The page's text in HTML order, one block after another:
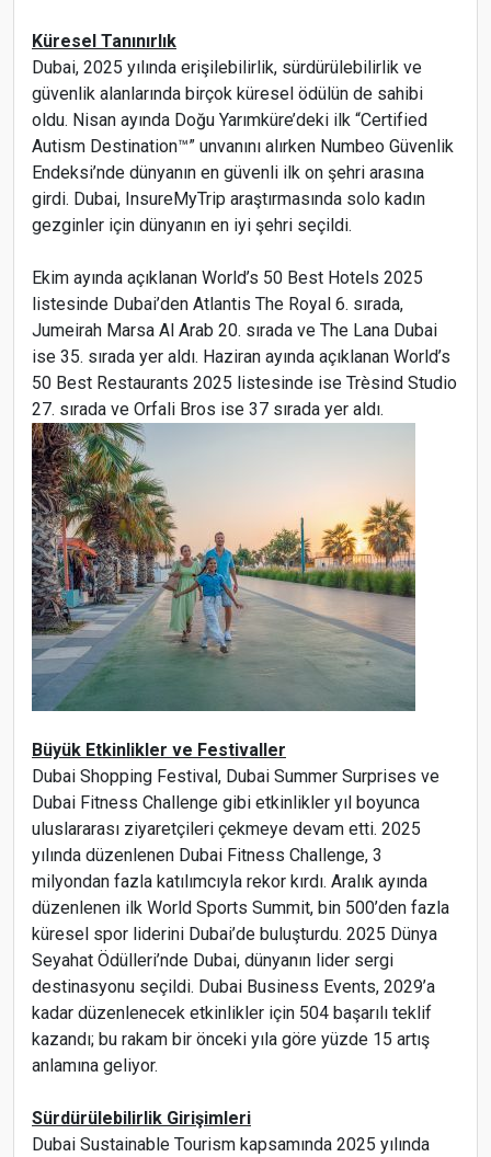
Küresel Tanınırlık
Dubai, 2025 yılında erişilebilirlik, sürdürülebilirlik ve
güvenlik alanlarında birçok küresel ödülün de sahibi
oldu. Nisan ayında Doğu Yarımküre’deki ilk “Certified
Autism Destination™” unvanını alırken Numbeo Güvenlik
Endeksi’nde dünyanın en güvenli ilk on şehri arasına
girdi. Dubai, InsureMyTrip araştırmasında solo kadın
gezginler için dünyanın en iyi şehri seçildi.
Ekim ayında açıklanan World’s 50 Best Hotels 2025
listesinde Dubai’den Atlantis The Royal 6. sırada,
Jumeirah Marsa Al Arab 20. sırada ve The Lana Dubai
ise 35. sırada yer aldı. Haziran ayında açıklanan World’s
50 Best Restaurants 2025 listesinde ise Trèsind Studio
27. sırada ve Orfali Bros ise 37 sırada yer aldı.
Büyük Etkinlikler ve Festivaller
Dubai Shopping Festival, Dubai Summer Surprises ve
Dubai Fitness Challenge gibi etkinlikler yıl boyunca
uluslararası ziyaretçileri çekmeye devam etti. 2025
yılında düzenlenen Dubai Fitness Challenge, 3
milyondan fazla katılımcıyla rekor kırdı. Aralık ayında
düzenlenen ilk World Sports Summit, bin 500’den fazla
küresel spor liderini Dubai’de buluşturdu. 2025 Dünya
Seyahat Ödülleri’nde Dubai, dünyanın lider sergi
destinasyonu seçildi. Dubai Business Events, 2029’a
kadar düzenlenecek etkinlikler için 504 başarılı teklif
kazandı; bu rakam bir önceki yıla göre yüzde 15 artış
anlamına geliyor.
Sürdürülebilirlik Girişimleri
Dubai Sustainable Tourism kapsamında 2025 yılında